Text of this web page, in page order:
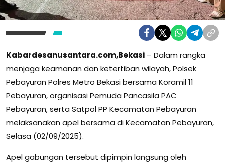
Kabardesanusantara.com,Bekasi – Dalam rangka
menjaga keamanan dan ketertiban wilayah, Polsek
Pebayuran Polres Metro Bekasi bersama Koramil 11
Pebayuran, organisasi Pemuda Pancasila PAC
Pebayuran, serta Satpol PP Kecamatan Pebayuran
melaksanakan apel bersama di Kecamatan Pebayuran,
Selasa (02/09/2025).
Apel gabungan tersebut dipimpin langsung oleh